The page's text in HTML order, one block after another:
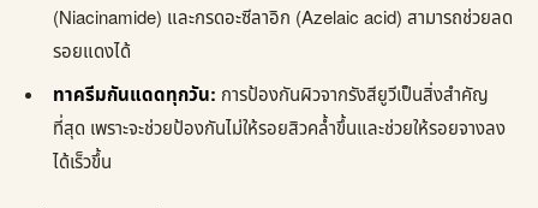
(Niacinamide) และกรดอะซีลาอิก (Azelaic acid) สามารถช่วยลด
รอยแดงได้
ทาครีมกันแดดทุกวัน: การป้องกันผิวจากรังสียูวีเป็นสิ่งสำคัญ
ที่สุด เพราะจะช่วยป้องกันไม่ให้รอยสิวคล้ำขึ้นและช่วยให้รอยจางลง
ได้เร็วขึ้น